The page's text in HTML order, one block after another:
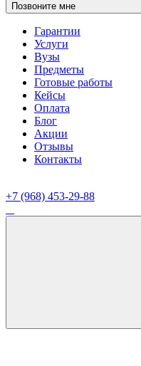
Позвоните мне
Гарантии
Услуги
Вузы
Предметы
Готовые работы
Кейсы
Оплата
Блог
Акции
Отзывы
Контакты
+7 (968) 453-29-88